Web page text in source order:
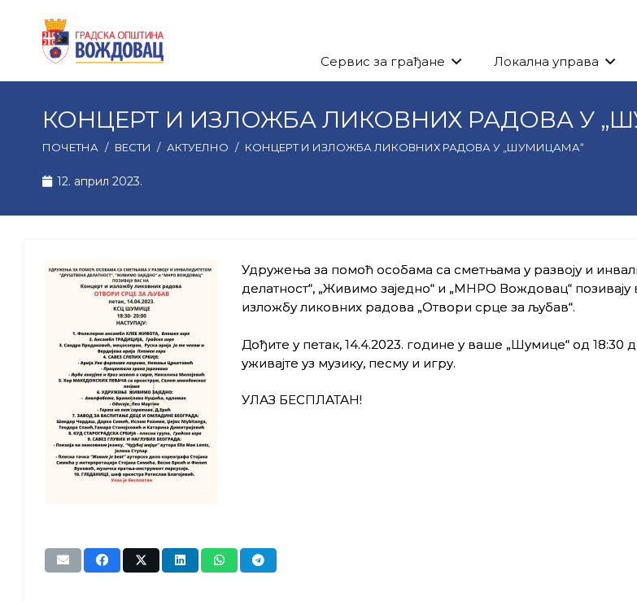
Сервис за грађане Локална управа
КОНЦЕРТ И ИЗЛОЖБА ЛИКОВНИХ РАДОВА У
ПОЧЕТНА / ВЕСТИ / АКТУЕЛНО / КОНЦЕРТ И ИЗЛОЖБА ЛИКОВНИХ РАДОВА У „ШУМИЦАМА“
12. април 2023.
Удружења за помоћ особама са сметњама у развоју и
делатност“, „Живимо заједно“ и „МНРО Вождовац“ позивају
изложбу ликовних радова „Отвори срце за љубав“.
Дођите у петак, 14.4.2023. године у ваше „Шумице“ од 18:30
уживајте уз музику, песму и игру.
УЛАЗ БЕСПЛАТАН!